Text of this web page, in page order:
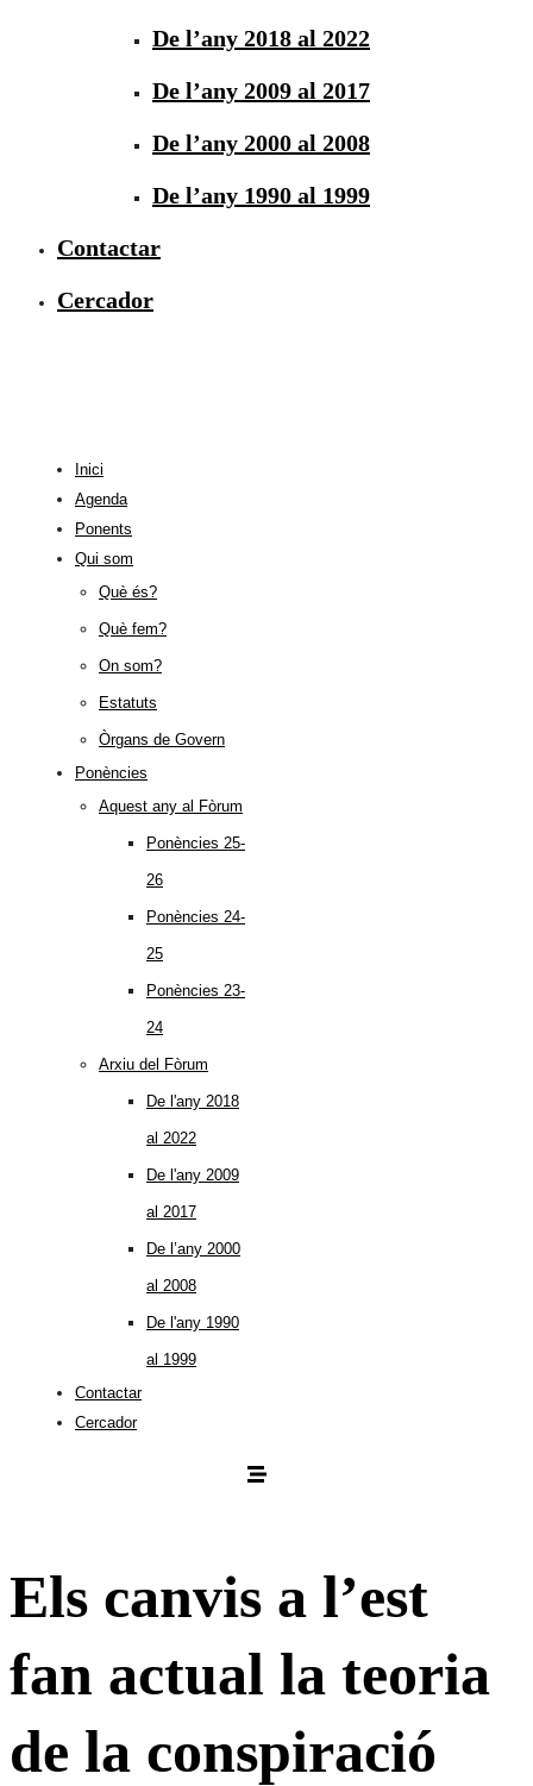
De l’any 2018 al 2022
De l’any 2009 al 2017
De l’any 2000 al 2008
De l’any 1990 al 1999
Contactar
Cercador
Inici
Agenda
Ponents
Qui som
Què és?
Què fem?
On som?
Estatuts
Òrgans de Govern
Ponències
Aquest any al Fòrum
Ponències 25-
26
Ponències 24-
25
Ponències 23-
24
Arxiu del Fòrum
De l'any 2018
al 2022
De l'any 2009
al 2017
De l’any 2000
al 2008
De l'any 1990
al 1999
Contactar
Cercador
Els canvis a l’est
fan actual la teoria
de la conspiració